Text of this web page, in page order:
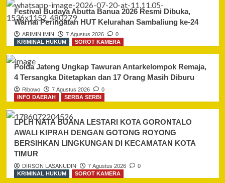
Festival Budaya Abutta Banua 2026 Resmi Dibuka,
Warnai Peringatan HUT Kelurahan Sambaliung ke-24
ARIMIN IMIN 7 Agustus 2026
0
KRIMINAL HUKUM
SOROT KAMERA
Polda Jateng Ungkap Tawuran Antarkelompok Remaja,
4 Tersangka Ditetapkan dan 17 Orang Masih Diburu
Ribowo 7 Agustus 2026
0
INFO DAERAH
SERBA SERBI
LPLH NATA BUANA LESTARI KOTA GORONTALO
AWALI KIPRAH DENGAN GOTONG ROYONG
BERSIHKAN LINGKUNGAN DI KECAMATAN KOTA
TIMUR
DIRSON LASANUDIN 7 Agustus 2026
0
KRIMINAL HUKUM
SOROT KAMERA